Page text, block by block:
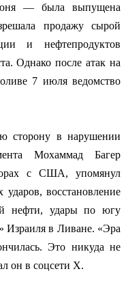
— была выпущена
продажу сырой
и нефтепродуктов
Однако после атак на
7 июля ведомство
сторону в нарушении
Мохаммад Багер
с США, упомянул
восстановление
нефти, удары по югу
Израиля в Ливане. «Эра
Это никуда не
он в соцсети X.